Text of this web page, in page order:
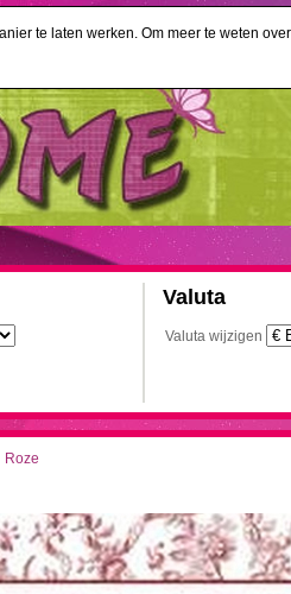
Valuta
Valuta wijzigen
Roze
te laten werken. Om meer te weten